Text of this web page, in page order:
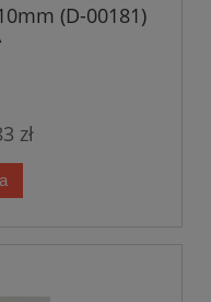
(D-00181)
zł